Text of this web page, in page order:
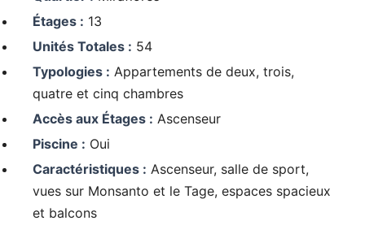
Étages : 13
Unités Totales : 54
Typologies : Appartements de deux, trois,
quatre et cinq chambres
Accès aux Étages : Ascenseur
Piscine : Oui
Caractéristiques : Ascenseur, salle de sport,
vues sur Monsanto et le Tage, espaces spacieux
et balcons